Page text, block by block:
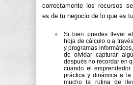
correctamente los recursos
es de tu negocio de lo que es
Si bien puedes llevar
hoja de cálculo o a
y programas
de olvidar capturar
después no recordar en
cuando el
práctica y dinámica a
mucho la rutina de